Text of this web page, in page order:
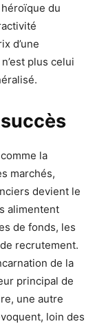
héroïque du
d’une
plus celui
la
marchés,
devient le
alimentent
de fonds, les
recrutement.
de la
principal de
une autre
loin des